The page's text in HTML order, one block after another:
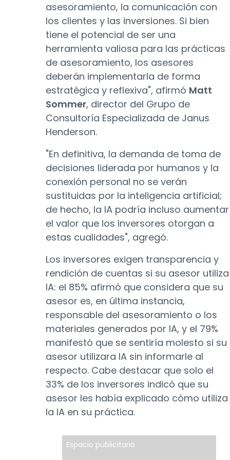
asesoramiento, la comunicación con
los clientes y las inversiones. Si bien
tiene el potencial de ser una
herramienta valiosa para las prácticas
de asesoramiento, los asesores
deberán implementarla de forma
estratégica y reflexiva", afirmó Matt
Sommer, director del Grupo de
Consultoría Especializada de Janus
Henderson.
"En definitiva, la demanda de toma de
decisiones liderada por humanos y la
conexión personal no se verán
sustituidas por la inteligencia artificial;
de hecho, la IA podría incluso aumentar
el valor que los inversores otorgan a
estas cualidades", agregó.
Los inversores exigen transparencia y
rendición de cuentas si su asesor utiliza
IA: el 85% afirmó que considera que su
asesor es, en última instancia,
responsable del asesoramiento o los
materiales generados por IA, y el 79%
manifestó que se sentiría molesto si su
asesor utilizara IA sin informarle al
respecto. Cabe destacar que solo el
33% de los inversores indicó que su
asesor les había explicado cómo utiliza
la IA en su práctica.
Espacio publicitario